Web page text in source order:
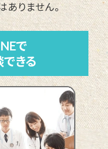
りません。
で
きる